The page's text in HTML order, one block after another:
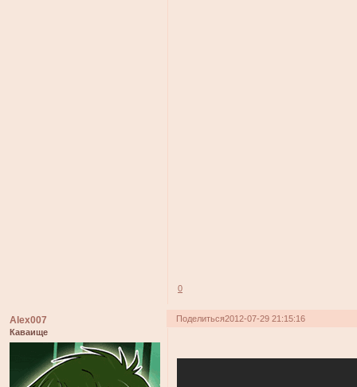
0
Поделиться2012-07-29 21:15:16
Alex007
Каваище